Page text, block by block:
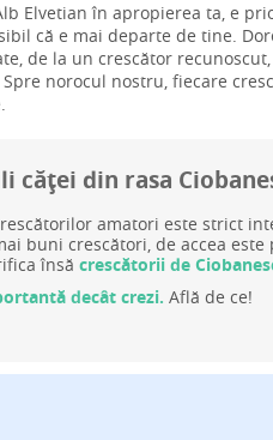
Elvetian în apropierea ta, e
că e mai departe de tine.
de la un crescător
norocul nostru, fiecare
căței din rasa
amatori este strict
buni crescători, de accea
însă crescătorii de
decât crezi. Află de ce!